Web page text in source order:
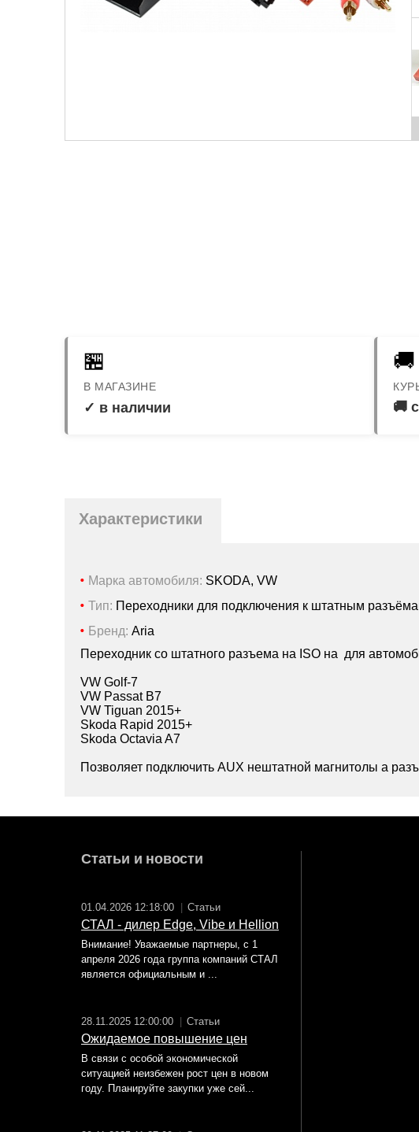
🏪
В МАГАЗИНЕ
✓ в наличии
🚚
🚚
Характеристики
Марка автомобиля: SKODA, VW
Тип: Переходники для подключения к штатным
Бренд: Aria
Переходник со штатного разъема на ISO на для
VW Golf-7
VW Passat B7
VW Tiguan 2015+
Skoda Rapid 2015+
Skoda Octavia A7
Позволяет подключить AUX нештатной магнитолы а
Статьи и новости
01.04.2026 12:18:00 Статьи
СТАЛ - дилер Edge, Vibe и Hellion
Внимание! Уважаемые партнеры, с 1
апреля 2026 года группа компаний СТАЛ
является официальным и ...
28.11.2025 12:00:00 Статьи
Ожидаемое повышение цен
В связи с особой экономической
ситуацией неизбежен рост цен в новом
году. Планируйте закупки уже сей...